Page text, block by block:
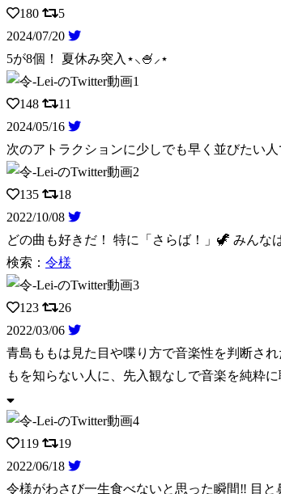
180
5
2024/07/20
5が8個！ 夏休み突入⋆⸜🍧⸝⋆
148
11
2024/05/16
次のアトラクションに少しでも早く並びたい人
135
18
2022/10/08
どの曲も好きだ！ 特に「さらば！」🦖 みんな
検索： 令様
123
26
2022/03/06
青島ももは見た目や喋り方で音楽性を判断さ
もを知らない人に、先入観なしで音楽を純粋に
119
19
2022/06/18
令様がわさび一生食べないと思った瞬間‼️ 目と